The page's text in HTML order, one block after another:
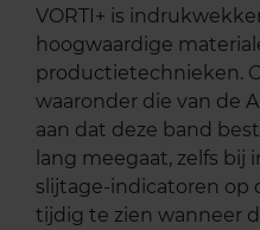
VORTI+ is
hoogwaardige
productietechnieken.
waaronder die van de
aan dat deze band
lang meegaat, zelfs bij
slijtage-indicatoren op
tijdig te zien wanneer